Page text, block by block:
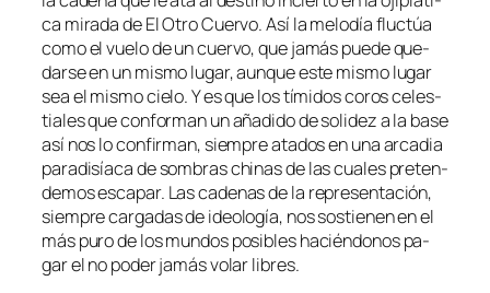
ca mi­ra­da de El Otro Cuervo. Así la me­lo­día fluc­túa
co­mo el vue­lo de un cuer­vo, que ja­más pue­de que­
dar­se en un mis­mo lu­gar, aun­que es­te mis­mo lu­gar
sea el mis­mo cie­lo. Y es que los tí­mi­dos co­ros ce­les­
tia­les que con­for­man un aña­di­do de so­li­dez a la ba­se
así nos lo con­fir­man, siem­pre ata­dos en una ar­ca­dia
pa­ra­di­sía­ca de som­bras chi­nas de las cua­les pre­ten­
de­mos es­ca­par. Las ca­de­nas de la re­pre­sen­ta­ción,
siem­pre car­ga­das de ideo­lo­gía, nos sos­tie­nen en el
más pu­ro de los mun­dos po­si­bles ha­cién­do­nos pa­
gar el no po­der ja­más vo­lar libres.